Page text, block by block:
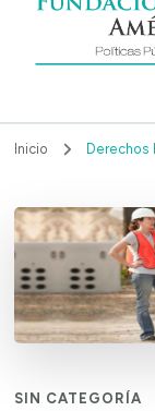
Inicio Derechos
SIN CATEGORÍA